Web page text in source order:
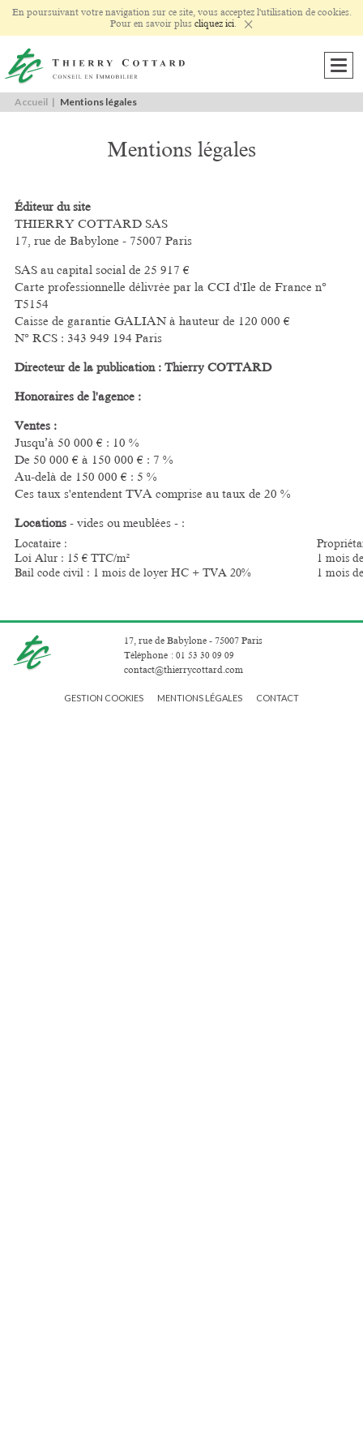
En poursuivant votre navigation sur ce site, vous acceptez l'utilisation de cookies.
Pour en savoir plus cliquez ici. ×
la
Accueil Mentions légales
Mentions légales
Éditeur du site
THIERRY COTTARD SAS
17, rue de Babylone - 75007 Paris
SAS au capital social de 25 917 €
Carte professionnelle délivrée par la CCI d'Ile de France n°
T5154
Caisse de garantie GALIAN à hauteur de 120 000 €
N° RCS : 343 949 194 Paris
Directeur de la publication : Thierry COTTARD
Honoraires de l'agence :
Ventes :
Jusqu’à 50 000 € : 10 %
De 50 000 € à 150 000 € : 7 %
Au-delà de 150 000 € : 5 %
Ces taux s'entendent TVA comprise au taux de 20 %
Locations- vides ou meublées - :
Locataire :
Loi Alur : 15 € TTC/m²
Bail code civil : 1 mois de loyer HC + TVA 20%
1 mois
1 mois
17, rue de Babylone - 75007 Paris
Téléphone : 01 53 30 09 09
contact@thierrycottard.com
GESTION COOKIES MENTIONS LÉGALES CONTACT